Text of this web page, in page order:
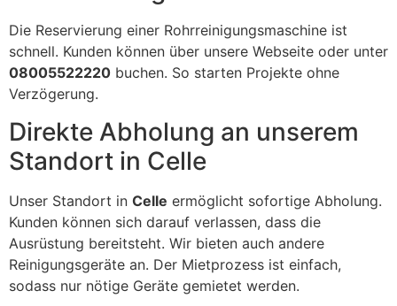
Die Reservierung einer Rohrreinigungsmaschine ist
schnell. Kunden können über unsere Webseite oder unter
08005522220 buchen. So starten Projekte ohne
Verzögerung.
Direkte Abholung an unserem
Standort in Celle
Unser Standort in Celle ermöglicht sofortige Abholung.
Kunden können sich darauf verlassen, dass die
Ausrüstung bereitsteht. Wir bieten auch andere
Reinigungsgeräte an. Der Mietprozess ist einfach,
sodass nur nötige Geräte gemietet werden.